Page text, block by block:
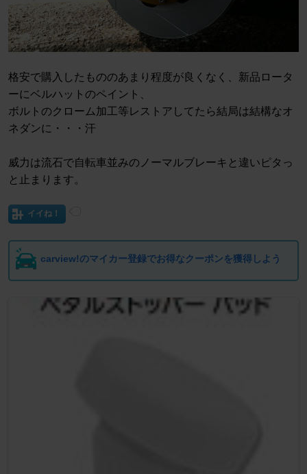
格安で購入したもののあまり程度が良くなく、新品ロータ
ーにベルハットのペイント、
ボルトのクローム加工等レストアしてたら結局は結構なオ
ネダンに・・・汗
威力は流石で自転車並みのノーマルブレーキと違いピタっ
と止まります。
イイね！
carview!のマイカー登録でお得なクーポンを獲得しよう